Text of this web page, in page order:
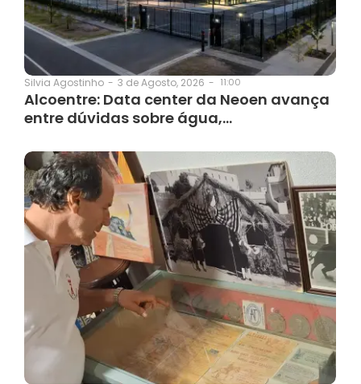
Silvia Agostinho - 3 de Agosto, 2026 - 11:00
Alcoentre: Data center da Neoen avança
entre dúvidas sobre água,…